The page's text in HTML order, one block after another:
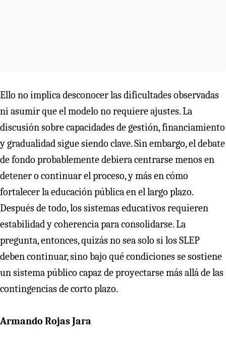
Ello no implica desconocer las dificultades observadas
ni asumir que el modelo no requiere ajustes. La
discusión sobre capacidades de gestión, financiamiento
y gradualidad sigue siendo clave. Sin embargo, el debate
de fondo probablemente debiera centrarse menos en
detener o continuar el proceso, y más en cómo
fortalecer la educación pública en el largo plazo.
Después de todo, los sistemas educativos requieren
estabilidad y coherencia para consolidarse. La
pregunta, entonces, quizás no sea solo si los SLEP
deben continuar, sino bajo qué condiciones se sostiene
un sistema público capaz de proyectarse más allá de las
contingencias de corto plazo.
Armando Rojas Jara